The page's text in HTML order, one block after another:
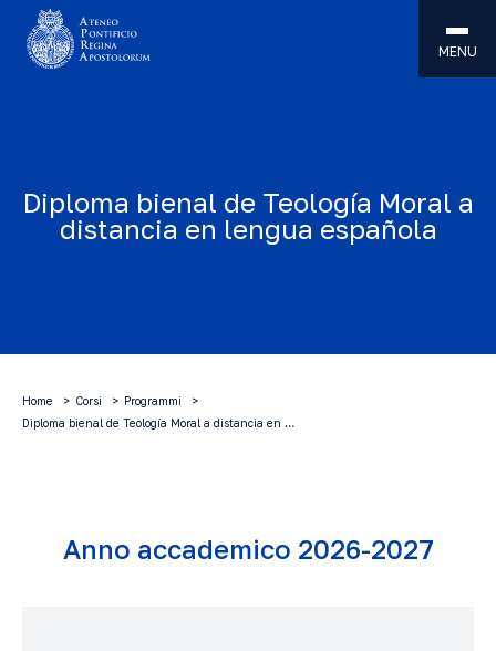
MENU
Diploma bienal de Teología Moral a
distancia en lengua española
Home Corsi
Programmi
Diploma bienal de Teología Moral a distancia en …
Anno accademico 2026-2027